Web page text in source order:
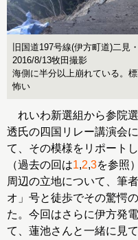
旧国道197号線(伊方町道)二見
2016/8/13牧田撮影
海側に半分以上崩れている。
怖い
れいわ新選組から参院
透氏の四国リレー講演会
て、その模様をリポート
（過去の回は1,2,3を参照
周辺の立地について、筆
オ」号と徒歩でその驚愕
た。今回はさらに伊方発
て、蓮池さんと一緒に見